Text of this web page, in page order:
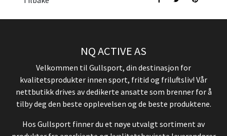
NQ ACTIVE AS
Velkommen til Gullsport, din destinasjon for
kvalitetsprodukter innen sport, fritid og friluftsliv! Vår
nettbutikk drives av dedikerte ansatte som brenner for å
tilby deg den beste opplevelsen og de beste produktene.
Hos Gullsport finner du et nøye utvalgt sortiment av